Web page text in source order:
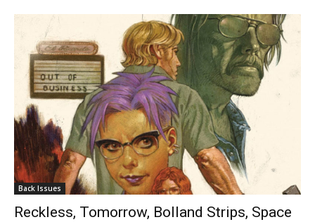
Back Issues
Reckless, Tomorrow, Bolland Strips, Space